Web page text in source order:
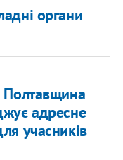
органи
Полтавщина
адресне
учасників